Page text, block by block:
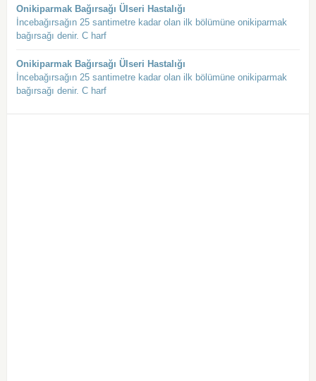
Onikiparmak Bağırsağı Ülseri Hastalığı
İncebağırsağın 25 santimetre kadar olan ilk bölümüne onikiparmak
bağırsağı denir. C harf
Onikiparmak Bağırsağı Ülseri Hastalığı
İncebağırsağın 25 santimetre kadar olan ilk bölümüne onikiparmak
bağırsağı denir. C harf